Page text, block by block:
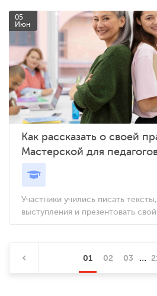
05
Июн
Как рассказать о своей
Мастерской для
Участники учились писать
выступления и презентовать
01 02 03 ...